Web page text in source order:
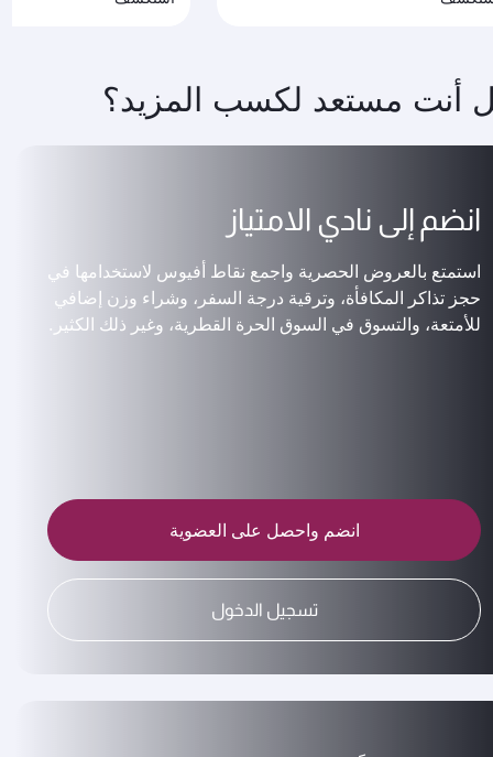
أنت مستعد لكسب المزيد؟
انضم إلى نادي الامتياز
استمتع بالعروض الحصرية واجمع نقاط أفيوس لاستخدامها في
حجز تذاكر المكافأة، وترقية درجة السفر، وشراء وزن إضافي
للأمتعة، والتسوق في السوق الحرة القطرية، وغير ذلك الكثير.
انضم واحصل على العضوية
تسجيل الدخول